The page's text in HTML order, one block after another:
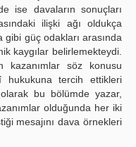
ise davaların sonuçları
ilişki ağı oldukça
güç odakları arasında
kaygılar belirlemekteydi.
kazanımlar söz konusu
hukukuna tercih ettikleri
bu bölümde yazar,
olduğunda her iki
mesajını dava örnekleri